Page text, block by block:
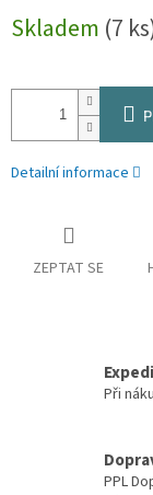
cena:
Skladem (7
Detailní informace
ZEPTAT SE
Při
PPL